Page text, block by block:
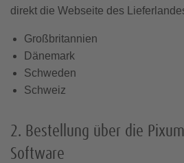
direkt die Webseite des
Großbritannien
Dänemark
Schweden
Schweiz
2. Bestellung über die
Software